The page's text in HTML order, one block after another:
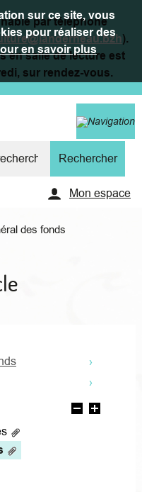
sur ce site, vous
pour réaliser des
en savoir plus
par téléphone
).
en salle de lecture est
sur rendez-vous.
Mon espace
des fonds